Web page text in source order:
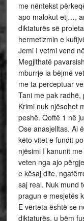
me nëntekst
apo malokut etj…,
diktaturës së
hermetizmin e
Jemi I vetmi vend
Megjithatë
mburrje ia bëjmë
me ta perceptuar
Tani me pak
Krimi nuk njësohet
peshë. Qoftë 1 në
Ose anasjelltas. Ai
këto vitet e fundit
njësimi I kanunit
veten nga ajo
e kësaj dite,
saj real. Nuk mund
pragun e mesjetës
E vërteta është se
diktaturës, u bëm